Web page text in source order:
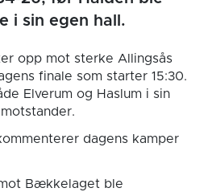
i sin egen hall.
opp mot sterke Allingsås
finale som starter 15:30.
Elverum og Haslum i sin
dagens kamper
Bækkelaget ble